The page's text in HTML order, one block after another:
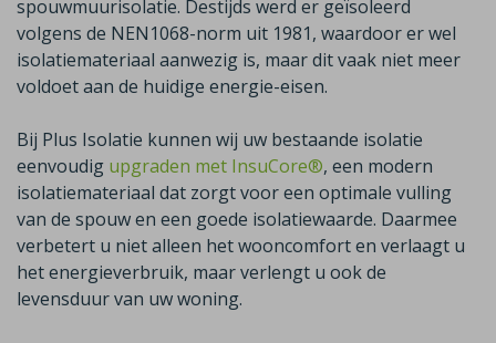
spouwmuurisolatie. Destijds werd er geïsoleerd
volgens de NEN1068-norm uit 1981, waardoor er wel
isolatiemateriaal aanwezig is, maar dit vaak niet meer
voldoet aan de huidige energie-eisen.
Bij Plus Isolatie kunnen wij uw bestaande isolatie
eenvoudig upgraden met InsuCore®, een modern
isolatiemateriaal dat zorgt voor een optimale vulling
van de spouw en een goede isolatiewaarde. Daarmee
verbetert u niet alleen het wooncomfort en verlaagt u
het energieverbruik, maar verlengt u ook de
levensduur van uw woning.